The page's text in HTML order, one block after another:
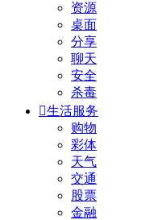
资源
桌面
分享
聊天
安全
杀毒
生活服务
购物
彩体
天气
交通
股票
金融